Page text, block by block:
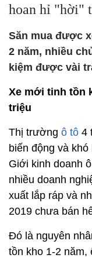
hoan hỉ "hời"
Săn mua được
2 năm, nhiều
kiệm được vài
Xe mới tinh tồn
triệu
Thị trường ô tô 4
biến động và
Giới kinh doanh
nhiều doanh
xuất lắp ráp và
2019 chưa bán
Đó là nguyên
tồn kho 1-2